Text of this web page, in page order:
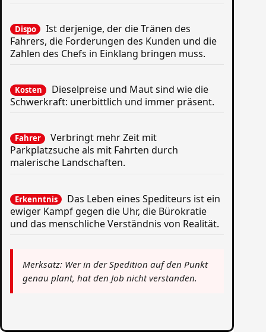
Dispo
Ist derjenige, der die Tränen des
Fahrers, die Forderungen des Kunden und die
Zahlen des Chefs in Einklang bringen muss.
Kosten
Dieselpreise und Maut sind wie die
Schwerkraft: unerbittlich und immer präsent.
Fahrer
Verbringt mehr Zeit mit
Parkplatzsuche als mit Fahrten durch
malerische Landschaften.
Erkenntnis
Das Leben eines Spediteurs ist ein
ewiger Kampf gegen die Uhr, die Bürokratie
und das menschliche Verständnis von Realität.
Merksatz: Wer in der Spedition auf den Punkt
genau plant, hat den Job nicht verstanden.